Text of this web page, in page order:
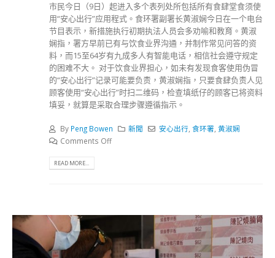
市民今日（9日）起进入多个表列处所包括所有食肆堂食须使
用“安心出行”应用程式。食环署副署长黄淑娴今日在一个电台
节目表示，新措施执行初期执法人员会多劝喻和教育。黄淑
娴指，署方早前已有与饮食业界沟通，并制作常见问答的资
料，而15至64岁有九成多人有智能电话，相信社会遵守规定
的困难不大。 对于饮食业界担心，如未有发现食客使用伪冒
的“安心出行”记录可能要负责，黄淑娴指，只要食肆负责人见
顾客使用“安心出行”时扫二维码，检查填纸仔的顾客已将资料
填妥，就算是采取合理步骤遵循指示。
By Peng Bowen 新聞 安心出行 ,食环署 ,黄淑娴
Comments Off
READ MORE...